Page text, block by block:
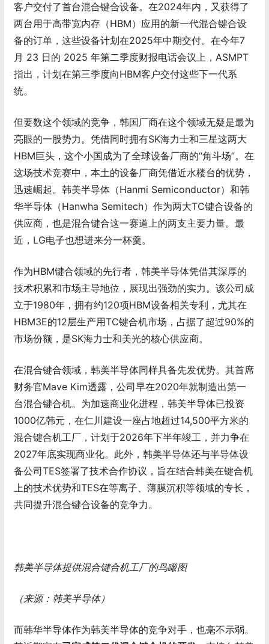
客户交付了首台混合键合设备。在2024年内，又获得了
两台用于高带宽内存（HBM）应用的新一代混合键合设
备的订单，这些设备计划在2025年中期交付。在今年7
月 23 日的 2025 年第二季度财报电话会议上，ASMPT
指出，计划在第三季度向HBM客户交付这些下一代系
统。
但要数这个领域的竞争，韩国厂商在这个领域无疑是最为
亮眼的一股势力。凭借同时拥有SK海力士和三星这两大
HBM巨头，这个小国成为了全球设备厂商的“角斗场”。在
这场技术竞赛中，本土的设备厂商凭借近水楼台的优势，
迅速崛起。韩美半导体（Hanmi Semiconductor）和韩
华半导体（Hanwha Semitech）作为两大TC键合设备的
供应商，也是混合键合这一赛道上的两支主要力量。最
近，LG电子也想进来分一杯羹。
作为HBM键合领域的先行者，韩美半导体凭借其深厚的
技术积累和市场主导地位，展现出强劲的实力。该公司成
立于1980年，拥有约120项HBM设备相关专利，尤其在
HBM3E的12层生产用TC键合机市场，占据了超过90%的
市场份额，是SK海力士和美光的核心供应商。
在混合键合领域，韩美半导体同样具备先发优势。其首席
财务官Mave Kim透露，公司早在2020年就制造出第一
台混合键合机。为加速商业化进程，韩美半导体已投资
1000亿韩元，在仁川建设一座占地超过14,500平方米的
混合键合机工厂，计划于2026年下半年竣工，并力争在
2027年底实现商业化。此外，韩美半导体还与半导体设
备公司TES签署了技术合作协议，旨在结合韩美在键合机
上的技术优势和TES在等离子、薄膜沉积等领域的专长，
共同提升混合键合设备的竞争力。
韩美半导体提供混合键合机工厂的鸟瞰图
（来源：韩美半导体）
而韩华半导体作为韩美半导体的竞争对手，也毫不示弱。